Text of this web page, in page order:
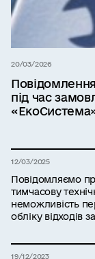
20/03/2026
під час
12/03/2025
Повідомляємо
тимчасову
неможливість
обліку відходів
управління
19/12/2023